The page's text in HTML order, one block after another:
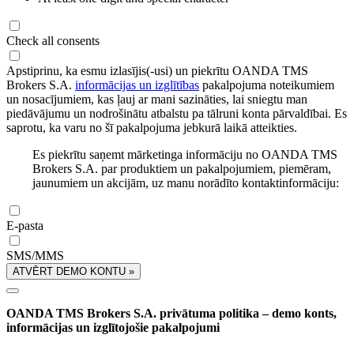
Check all consents
Apstiprinu, ka esmu izlasījis(-usi) un piekrītu OANDA TMS
Brokers S.A. informācijas un izglītības pakalpojuma noteikumiem
un nosacījumiem, kas ļauj ar mani sazināties, lai sniegtu man
piedāvājumu un nodrošinātu atbalstu pa tālruni konta pārvaldībai. Es
saprotu, ka varu no šī pakalpojuma jebkurā laikā atteikties.
Es piekrītu saņemt mārketinga informāciju no OANDA TMS
Brokers S.A. par produktiem un pakalpojumiem, piemēram,
jaunumiem un akcijām, uz manu norādīto kontaktinformāciju:
E-pasta
SMS/MMS
ATVĒRT DEMO KONTU »
OANDA TMS Brokers S.A. privātuma politika – demo konts,
informācijas un izglītojošie pakalpojumi